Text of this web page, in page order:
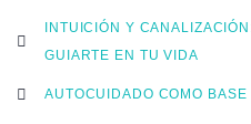
INTUICIÓN Y
GUIARTE EN TU VIDA
AUTOCUIDADO COMO BASE